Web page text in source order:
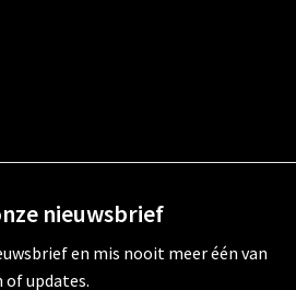
nieuwsbrief
en mis nooit meer één van
of updates.